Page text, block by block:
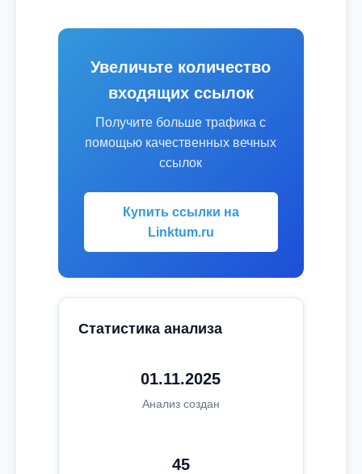
Увеличьте количество
входящих ссылок
Получите больше трафика с
помощью качественных вечных
ссылок
Купить ссылки на
Linktum.ru
Статистика анализа
01.11.2025
Анализ создан
45